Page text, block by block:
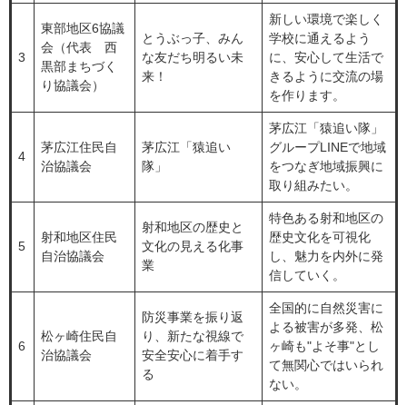
3
東部地区6協議
会（代表 西
黒部まちづく
り協議会）
とうぶっ子、みん
な友だち明るい未
来！
新しい環境で楽しく
学校に通えるよう
に、安心して生活で
きるように交流の場
を作ります。
4
茅広江住民自
治協議会
茅広江「猿追い
隊」
茅広江「猿追い隊」
グループLINEで地域
をつなぎ地域振興に
取り組みたい。
5
射和地区住民
自治協議会
射和地区の歴史と
文化の見える化事
業
特色ある射和地区の
歴史文化を可視化
し、魅力を内外に発
信していく。
6
松ヶ崎住民自
治協議会
防災事業を振り返
り、新たな視線で
安全安心に着手す
る
全国的に自然災害に
よる被害が多発、松
ヶ崎も"よそ事"とし
て無関心ではいられ
ない。